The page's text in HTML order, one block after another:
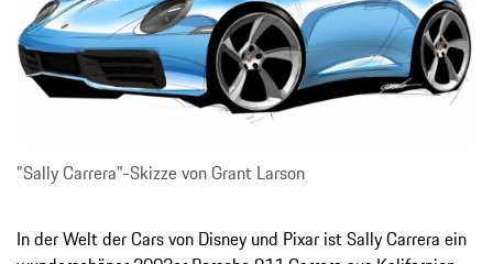
"Sally Carrera"-Skizze von Grant Larson
In der Welt der Cars von Disney und Pixar ist Sally Carrera ein